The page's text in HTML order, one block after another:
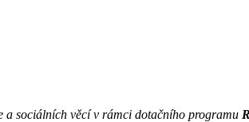
a sociálních věcí v rámci dotačního programu